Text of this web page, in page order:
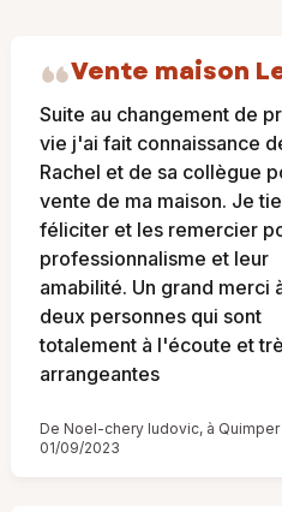
Vente maison
Suite au changement de
vie j'ai fait connaissance
Rachel et de sa collègue
vente de ma maison. Je
féliciter et les remercier
professionnalisme et leur
amabilité. Un grand merci
deux personnes qui sont
totalement à l'écoute et
arrangeantes
De Noel-chery ludovic, à Quimper
01/09/2023